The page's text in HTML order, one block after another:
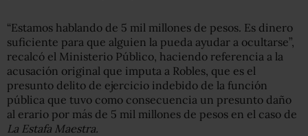
“Estamos hablando de 5 mil millones de pesos. Es dinero
suficiente para que alguien la pueda ayudar a ocultarse”,
recalcó el Ministerio Público, haciendo referencia a la
acusación original que imputa a Robles, que es el
presunto delito de ejercicio indebido de la función
pública que tuvo como consecuencia un presunto daño
al erario por más de 5 mil millones de pesos en el caso de
La Estafa Maestra.